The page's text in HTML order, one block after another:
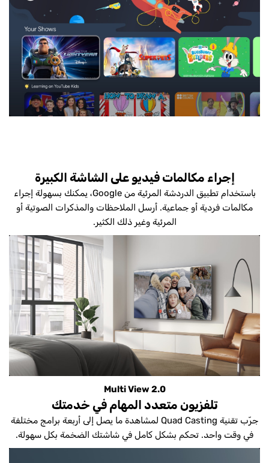
إجراء مكالمات فيديو على الشاشة الكبيرة
باستخدام تطبيق الدردشة المرئية من Google، يمكنك بسهولة إجراء
مكالمات فردية أو جماعية. أرسل الملاحظات والمذكرات الصوتية أو
المرئية وغير ذلك الكثير.
Multi View 2.0
تلفزيون متعدد المهام في خدمتك
جرّب تقنية Quad Casting لمشاهدة ما يصل إلى أربعة برامج مختلفة
في وقت واحد. تحكم بشكل كامل في شاشتك الضخمة بكل سهولة.